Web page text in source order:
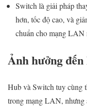
Switch là giải pháp
hơn, tốc độ cao, và
chuẩn cho mạng LAN
Ảnh hưởng
Hub và Switch tuy cùng
trong mạng LAN, nhưng